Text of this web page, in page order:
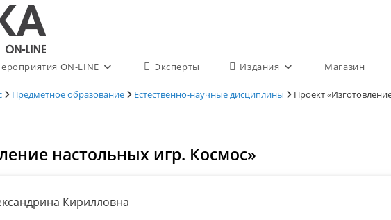
ON-LINE Эксперты Издания Магазин
Предметное образование Естественно-научные дисциплины Проект
настольных игр. Космос»
Кирилловна